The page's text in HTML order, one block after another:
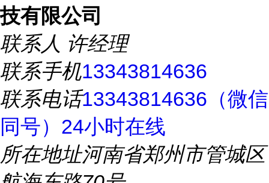
技有限公司
联系人 许经理
联系手机13343814636
联系电话13343814636（微信
同号）24小时在线
所在地址河南省郑州市管城区